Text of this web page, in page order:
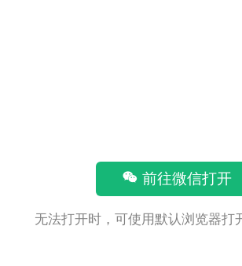
前往微信打开
无法打开时，可使用默认浏览器打